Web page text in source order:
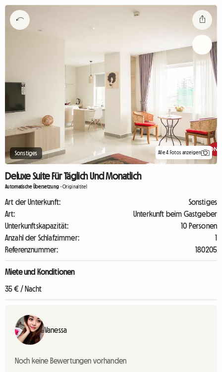
Sonstiges Alle 4 Fotos anzeigen
Deluxe Suite Für Täglich Und Monatlich
Automatische Übersetzung -Originaltitel
Art der Unterkunft:
Sonstiges
Art:
Unterkunft beim Gastgeber
Unterkunftskapazität:
10 Personen
Anzahl der Schlafzimmer:
1
Referenznummer:
180205
Miete und Konditionen
35 € / Nacht
Vanessa
Noch keine Bewertungen vorhanden